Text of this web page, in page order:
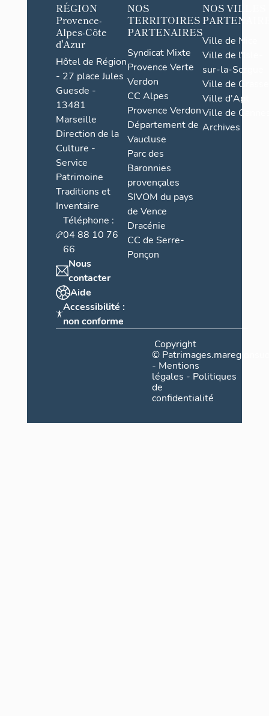
RÉGION
Provence-
Alpes-Côte
d'Azur
Hôtel de Région
- 27 place Jules
Guesde -
13481
Marseille
Direction de la
Culture -
Service
Patrimoine
Traditions et
Inventaire
Téléphone :
04 88 10 76
66
Nous
contacter
Aide
Accessibilité :
non conforme
NOS
TERRITOIRES
PARTENAIRES
Syndicat Mixte
Provence Verte
Verdon
CC Alpes
Provence Verdon
Département de
Vaucluse
Parc des
Baronnies
provençales
SIVOM du pays
de Vence
Dracénie
CC de Serre-
Ponçon
NOS VILLES
Ville de Nice
Ville de l'Isle-
sur-la-Sorgue
Ville de Grasse
Ville d'Apt
Ville de
Archives
Copyright
©
- Mentions
légales - Politiques
de
confidentialité